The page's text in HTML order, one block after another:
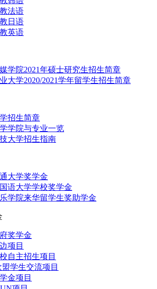
法语
日语
英语
学院2021年硕士研究生招生简章
大学2020/2021学年留学生招生简章
招生简章
学院与专业一览
大学招生指南
通大学奖学金
国语大学学校奖学金
乐学院来华留学生奖助学金
奖学金
项目
自主招生项目
学生交流项目
金项目